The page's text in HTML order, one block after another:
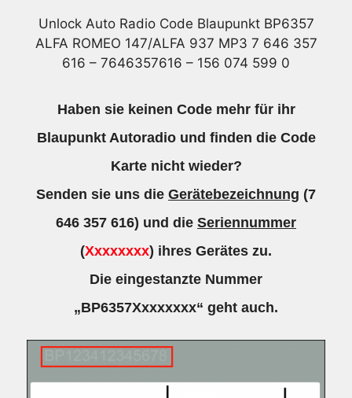
Unlock Auto Radio Code Blaupunkt BP6357
ALFA ROMEO 147/ALFA 937 MP3 7 646 357
616 – 7646357616 – 156 074 599 0
Haben sie keinen Code mehr für ihr
Blaupunkt Autoradio und finden die Code
Karte nicht wieder?
Senden sie uns die Gerätebezeichnung (7
646 357 616) und die Seriennummer
(Xxxxxxxx) ihres Gerätes zu.
Die eingestanzte Nummer
„BP6357Xxxxxxxx“ geht auch.